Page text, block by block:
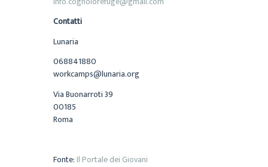
Contatti
Lunaria
068841880
workcamps@lunaria.org
Via Buonarroti 39
00185
Roma
Fonte:Il Portale dei Giovani